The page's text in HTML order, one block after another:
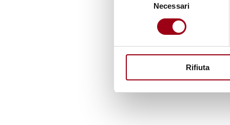
Necessari
Rifiuta